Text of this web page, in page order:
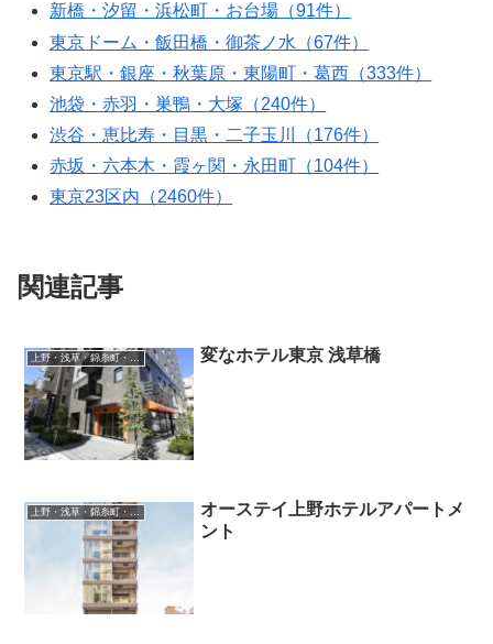
新橋・汐留・浜松町・お台場（91件）
東京ドーム・飯田橋・御茶ノ水（67件）
東京駅・銀座・秋葉原・東陽町・葛西（333件）
池袋・赤羽・巣鴨・大塚（240件）
渋谷・恵比寿・目黒・二子玉川（176件）
赤坂・六本木・霞ヶ関・永田町（104件）
東京23区内（2460件）
関連記事
変なホテル東京 浅草橋
オーステイ上野ホテルアパートメ
ント